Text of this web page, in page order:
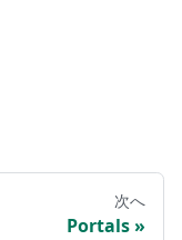
次へ
Portals